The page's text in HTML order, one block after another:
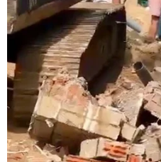
cao hơn xảy ra những
IS và những kẻ ủng hộ
Cảnh báo trên thay thế
đưa ra hồi tháng Tư và
bắt cóc ngày càng lớn
thực hiện./.